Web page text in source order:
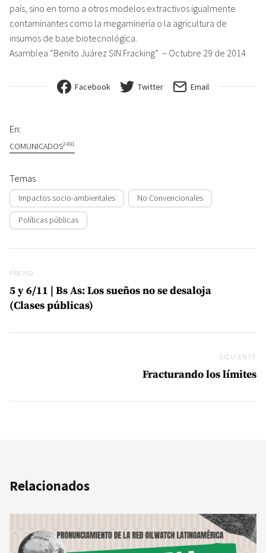
país, sino en torno a otros modelos extractivos igualmente
contaminantes como la megaminería o la agricultura de
insumos de base biotecnológica.
Asamblea “Benito Juárez SIN Fracking” – Octubre 29 de 2014
Facebook Twitter Email
En:
COMUNICADOS2491
Temas
Impactos socio-ambientales No Convencionales
Políticas públicas
Previo
PREVIO
5 y 6/11 | Bs As: Los sueños no se desaloja
(Clases públicas)
SIGUIENTE
Fracturando los límites
Relacionados